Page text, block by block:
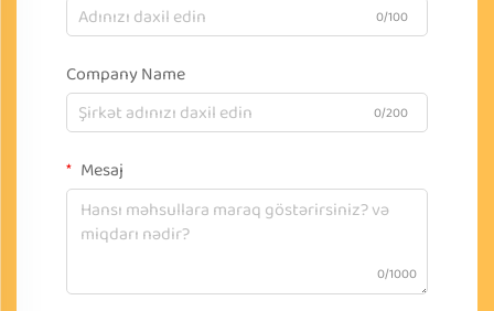
0/100
Company Name
0/200
Mesaj
0/1000